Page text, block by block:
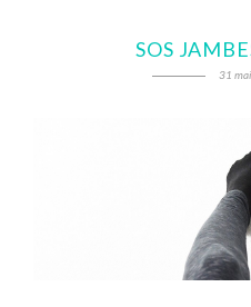
SOS
31